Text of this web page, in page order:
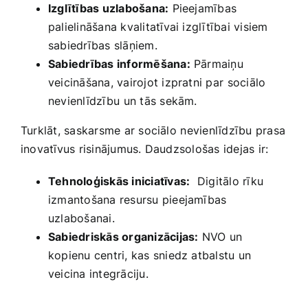
Izglītības uzlabošana: Pieejamības
palielināšana kvalitatīvai izglītībai visiem
sabiedrības slāņiem.
Sabiedrības informēšana: Pārmaiņu
veicināšana, vairojot izpratni par ⁢sociālo
nevienlīdzību⁣ un tās sekām.
Turklāt, saskarsme ar‍ sociālo ⁣nevienlīdzību prasa
inovatīvus risinājumus. Daudzsološas idejas ir:
Tehnoloģiskās‌ iniciatīvas: ⁢ Digitālo rīku
izmantošana‌ resursu pieejamības⁣
uzlabošanai.
Sabiedriskās organizācijas: NVO un
kopienu centri, kas sniedz atbalstu un
veicina integrāciju.